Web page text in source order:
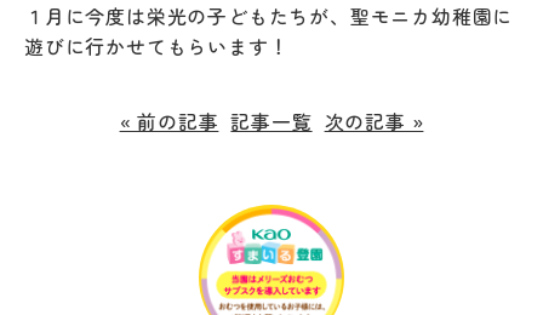
１月に今度は栄光の子どもたちが、聖モニカ幼稚園に
遊びに行かせてもらいます！
« 前の記事 記事一覧 次の記事 »